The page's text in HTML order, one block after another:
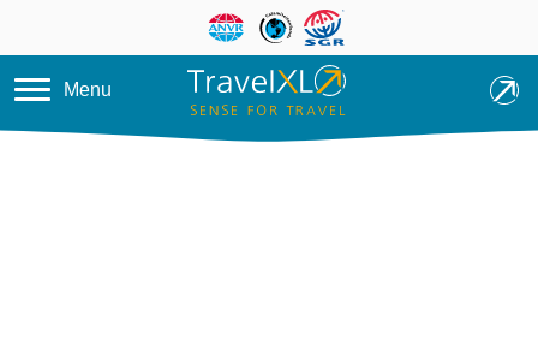
Overslaan en naar de inhoud
Menu